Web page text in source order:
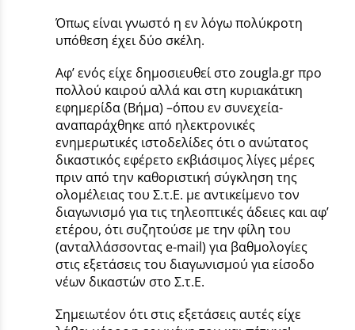
Όπως είναι γνωστό η εν λόγω πολύκροτη
υπόθεση έχει δύο σκέλη.
Αφ’ ενός είχε δημοσιευθεί στο zougla.gr προ
πολλού καιρού αλλά και στη κυριακάτικη
εφημερίδα (Βήμα) –όπου εν συνεχεία-
αναπαράχθηκε από ηλεκτρονικές
ενημερωτικές ιστοδελίδες ότι ο ανώτατος
δικαστικός εφέρετο εκβιάσιμος λίγες μέρες
πριν από την καθοριστική σύγκληση της
ολομέλειας του Σ.τ.Ε. με αντικείμενο τον
διαγωνισμό για τις τηλεοπτικές άδειες και αφ’
ετέρου, ότι συζητούσε με την φίλη του
(ανταλλάσσοντας e-mail) για βαθμολογίες
στις εξετάσεις του διαγωνισμού για είσοδο
νέων δικαστών στο Σ.τ.Ε.
Σημειωτέον ότι στις εξετάσεις αυτές είχε